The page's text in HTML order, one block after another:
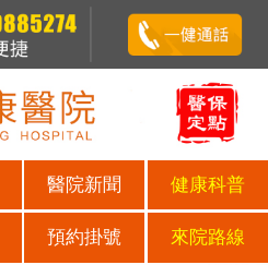
醫院新聞 健康科普
預約掛號 來院路線